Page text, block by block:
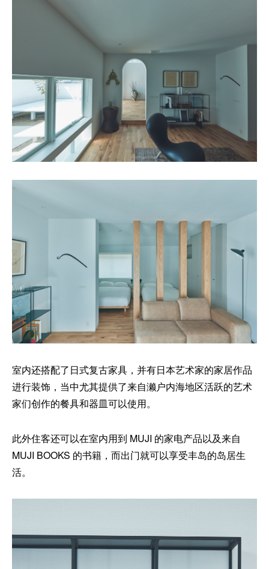
室内还搭配了日式复古家具，并有日本艺术家的家居作品
进行装饰，当中尤其提供了来自濑户内海地区活跃的艺术
家们创作的餐具和器皿可以使用。
此外住客还可以在室内用到 MUJI 的家电产品以及来自
MUJI BOOKS 的书籍，而出门就可以享受丰岛的岛居生
活。